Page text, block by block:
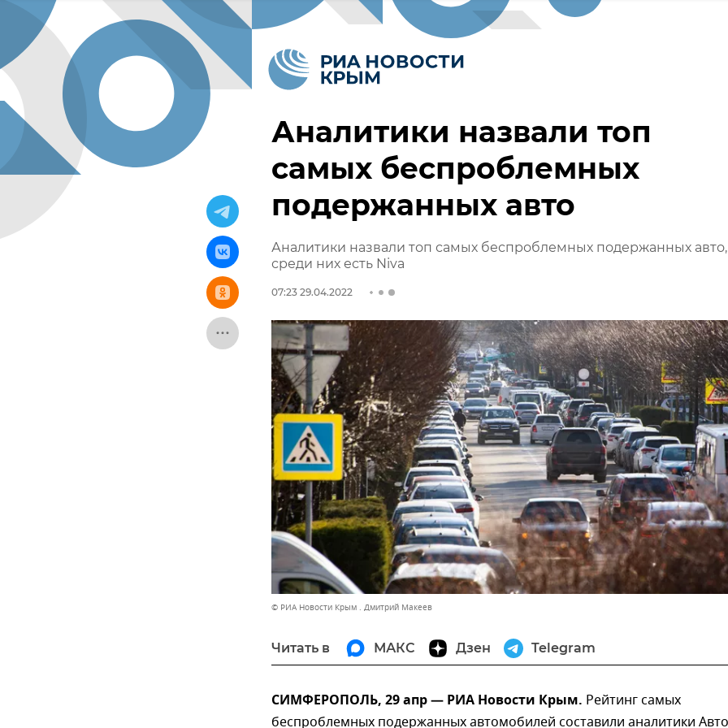
Аналитики назвали топ
самых беспроблемных
подержанных авто
Аналитики назвали топ самых беспроблемных подержанных авто,
среди них есть Niva
07:23 29.04.2022
© РИА Новости Крым . Дмитрий Макеев
Читать в МАКС Дзен Telegram
СИМФЕРОПОЛЬ, 29 апр — РИА Новости Крым. Рейтинг самых
беспроблемных подержанных автомобилей составили аналитики